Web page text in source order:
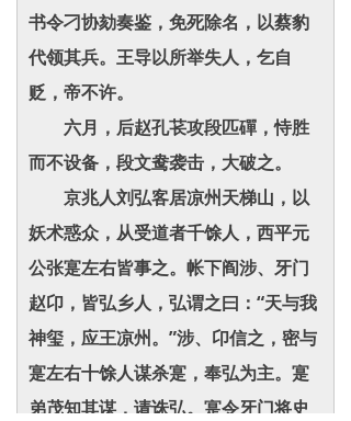
书令刁协劾奏鉴，免死除名，以蔡豹
代领其兵。王导以所举失人，乞自
贬，帝不许。
六月，后赵孔苌攻段匹磾，恃胜
而不设备，段文鸯袭击，大破之。
京兆人刘弘客居凉州天梯山，以
妖术惑众，从受道者千馀人，西平元
公张寔左右皆事之。帐下阎涉、牙门
赵卬，皆弘乡人，弘谓之曰：“天与我
神玺，应王凉州。”涉、卬信之，密与
寔左右十馀人谋杀寔，奉弘为主。寔
弟茂知其谋，请诛弘。寔令牙门将史